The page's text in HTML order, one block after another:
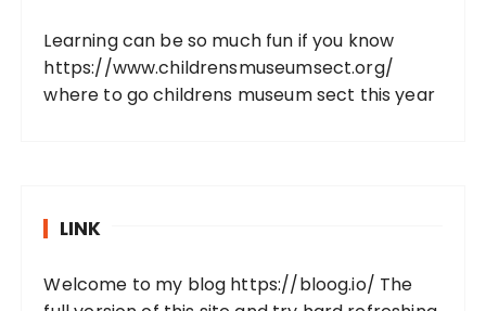
Learning can be so much fun if you know
https://www.childrensmuseumsect.org/
where to go childrens museum sect this year
LINK
Welcome to my blog https://bloog.io/ The